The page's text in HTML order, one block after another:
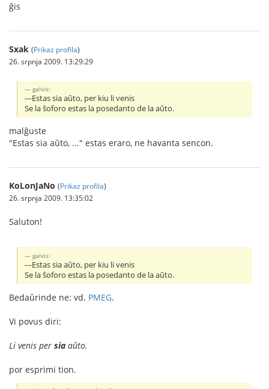
ĝis
Sxak (Prikaz profila)
26. srpnja 2009. 13:29:29
galvis:
---Estas sia aŭto, per kiu li venis
Se la ŝoforo estas la posedanto de la aŭto.
malĝuste
"Estas sia aŭto, ..." estas eraro, ne havanta sencon.
KoLonJaNo (Prikaz profila)
26. srpnja 2009. 13:35:02
Saluton!
galvis:
---Estas sia aŭto, per kiu li venis
Se la ŝoforo estas la posedanto de la aŭto.
Bedaŭrinde ne: vd. PMEG.
Vi povus diri:
Li venis per sia aŭto.
por esprimi tion.